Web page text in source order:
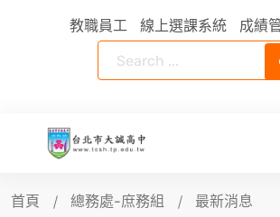
教職員工 線上選課系統 成績
首頁 總務處-庶務組 最新消息